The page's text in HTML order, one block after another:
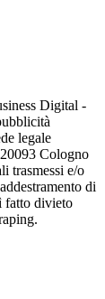
Digital -
legale
Cologno
trasmessi e/o
di
fatto divieto